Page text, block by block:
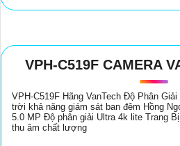
VPH-C519F CAMERA
VPH-C519F Hãng VanTech Độ Phân
trời khả năng giám sát ban đêm Hồng
5.0 MP Độ phân giải Ultra 4k lite Trang
thu âm chất lượng